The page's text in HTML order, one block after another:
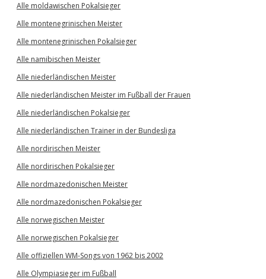
Alle moldawischen Pokalsieger
Alle montenegrinischen Meister
Alle montenegrinischen Pokalsieger
Alle namibischen Meister
Alle niederländischen Meister
Alle niederländischen Meister im Fußball der Frauen
Alle niederländischen Pokalsieger
Alle niederländischen Trainer in der Bundesliga
Alle nordirischen Meister
Alle nordirischen Pokalsieger
Alle nordmazedonischen Meister
Alle nordmazedonischen Pokalsieger
Alle norwegischen Meister
Alle norwegischen Pokalsieger
Alle offiziellen WM-Songs von 1962 bis 2002
Alle Olympiasieger im Fußball